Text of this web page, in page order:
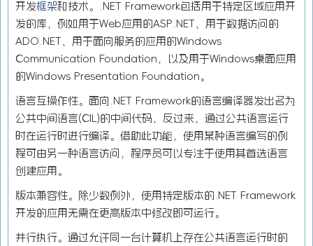
开发框架和技术。.NET Framework包括用于特定区域应用开
发的库，例如用于Web应用的ASP.NET、用于数据访问的
ADO.NET、用于面向服务的应用的Windows
Communication Foundation，以及用于Windows桌面应用
的Windows Presentation Foundation。
语言互操作性。面向.NET Framework的语言编译器发出名为
公共中间语言(CIL)的中间代码，反过来，通过公共语言运行
时在运行时进行编译。借助此功能，使用某种语言编写的例
程可由另一种语言访问，程序员可以专注于使用其首选语言
创建应用。
版本兼容性。除少数例外，使用特定版本的.NET Framework
开发的应用无需在更高版本中修改即可运行。
并行执行。通过允许同一台计算机上存在公共语言运行时的